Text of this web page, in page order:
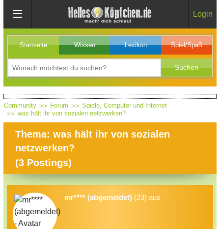
Login
Startseite Wissen Lexikon Spiel/Spaß
Community Forum
Spiele, Computer und Internet
was hält ihr von sozialen netzwerken?
Thema: was hält ihr von sozialen
netzwerken?
(3 Postings)
mr**** (abgemeldet) (23) aus